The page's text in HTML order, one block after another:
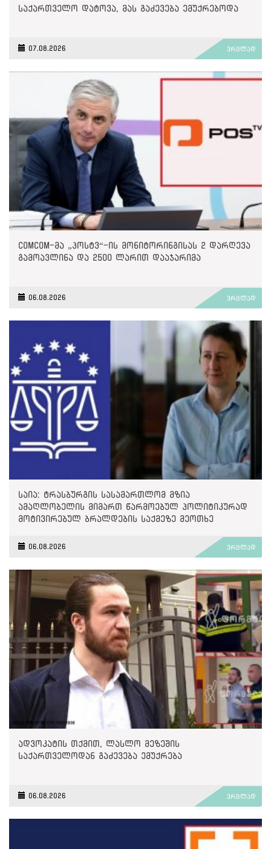
საქართველო დატოვა, მას გაძევება ემუქრებოდა
07.08.2026 ვრცლად
ComCom-მა „პოსტვ“-ის მონიტორინგისას 2 დარღევა
გამოავლინა და 2500 ლარით დააჯარიმა
06.08.2026 ვრცლად
საია: ტრასბურგის სასამართლომ მზია
ამაღლობელის მიმართ წარმოებულ პოლიტიკურად
მოტივირებულ ბრალდების საქმეზე მეოთხე
06.08.2026 ვრცლად
ადვოკატის თქმით, ლასლო მეზეშის
საქართველოდან გაძევება ემუქრება
06.08.2026 ვრცლად